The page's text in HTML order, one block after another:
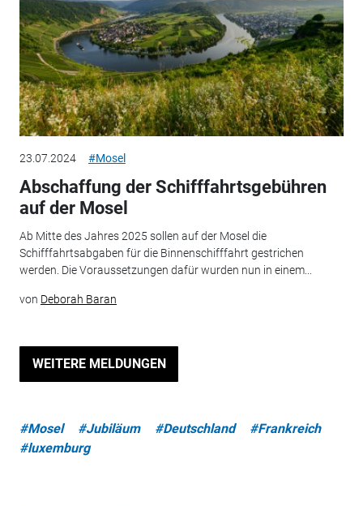
23.07.2024 #Mosel
Abschaffung der Schifffahrtsgebühren
auf der Mosel
Ab Mitte des Jahres 2025 sollen auf der Mosel die
Schifffahrtsabgaben für die Binnenschifffahrt gestrichen
werden. Die Voraussetzungen dafür wurden nun in einem...
von Deborah Baran
WEITERE MELDUNGEN
#Mosel #Jubiläum #Deutschland
#Frankreich
#luxemburg